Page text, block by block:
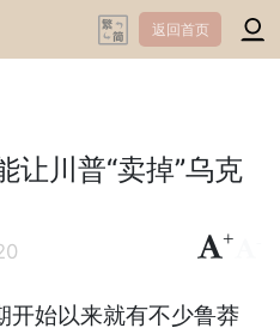
返回首页
让川普“卖掉”乌克
+
开始以来就有不少鲁莽